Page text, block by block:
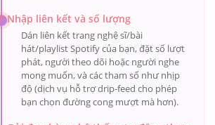
Nhập liên kết và số lượng
Dán liên kết trang nghệ sĩ/bài
hát/playlist Spotify của bạn, đặt số lượt
phát, người theo dõi hoặc người nghe
mong muốn, và các tham số như nhịp
độ (dịch vụ hỗ trợ drip-feed cho phép
bạn chọn đường cong mượt mà hơn).